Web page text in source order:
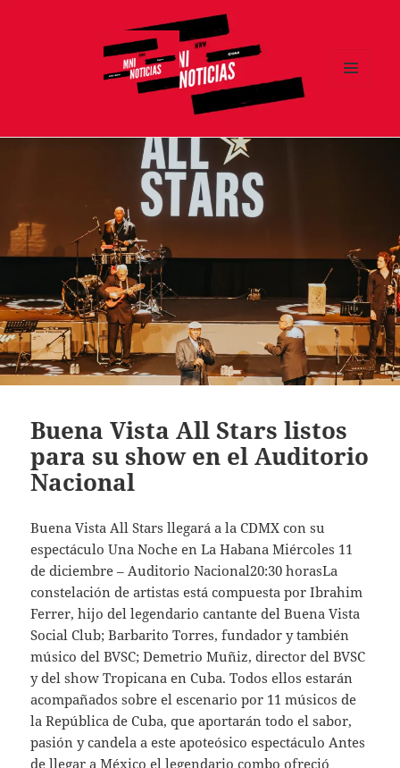
Buena Vista All Stars listos
para su show en el Auditorio
Nacional
Buena Vista All Stars llegará a la CDMX con su
espectáculo Una Noche en La Habana Miércoles 11
de diciembre – Auditorio Nacional20:30 horasLa
constelación de artistas está compuesta por Ibrahim
Ferrer, hijo del legendario cantante del Buena Vista
Social Club; Barbarito Torres, fundador y también
músico del BVSC; Demetrio Muñiz, director del BVSC
y del show Tropicana en Cuba. Todos ellos estarán
acompañados sobre el escenario por 11 músicos de
la República de Cuba, que aportarán todo el sabor,
pasión y candela a este apoteósico espectáculo Antes
de llegar a México el legendario combo ofreció